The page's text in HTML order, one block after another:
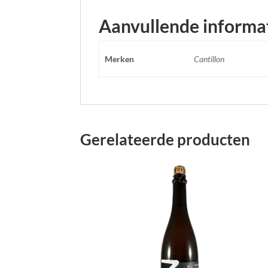
Aanvullende
Merken Cantillon
Gerelateerde producten